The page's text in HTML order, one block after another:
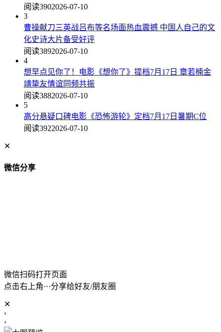
阅读3902026-07-10
3
曹操献刀三英战吕布等名场面热血震撼 中国人自己的文
化史诗大片备受好评
阅读3892026-07-10
4
想早点见你了！电影《想你了》提档7月17日 章若楠金
靖挚友情谊同频共振
阅读3882026-07-10
5
高分悬疑口碑电影《恐怖游轮》定档7月17日暑期C位
阅读3922026-07-10
✕
微信分享
微信扫码打开页面
点击右上角···分享给好友/朋友圈
✕
‹
›